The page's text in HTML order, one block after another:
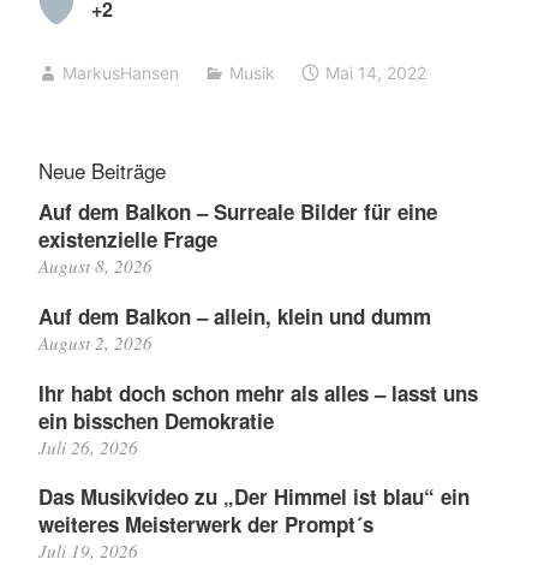
+2
MarkusHansen Musik Mai 14, 2022
Neue Beiträge
Auf dem Balkon – Surreale Bilder für eine
existenzielle Frage
August 8, 2026
Auf dem Balkon – allein, klein und dumm
August 2, 2026
Ihr habt doch schon mehr als alles – lasst uns
ein bisschen Demokratie
Juli 26, 2026
Das Musikvideo zu „Der Himmel ist blau“ ein
weiteres Meisterwerk der Prompt´s
Juli 19, 2026